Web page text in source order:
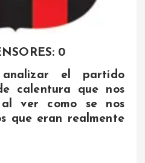
0
el partido
calentura que nos
al ver como se nos
que eran realmente